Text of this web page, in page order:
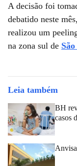
A decisão foi
debatido neste
realizou um
na zona sul de
Leia também
BH
casos